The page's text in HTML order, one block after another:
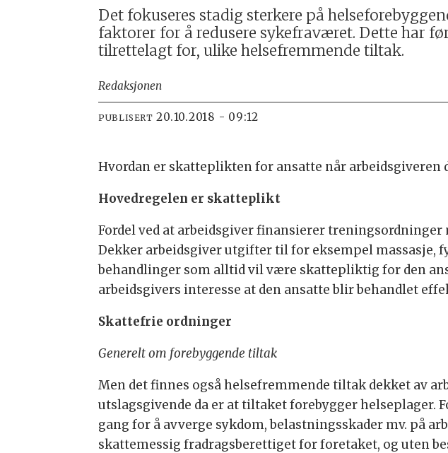
Det fokuseres stadig sterkere på
faktorer for å redusere sykefraværet. Dette har
tilrettelagt for, ulike helsefremmende tiltak.
Redaksjonen
PUBLISERT 20.10.2018 - 09:12
Hvordan er skatteplikten for ansatte når
Hovedregelen er skatteplikt
Fordel ved at arbeidsgiver finansierer
Dekker arbeidsgiver utgifter til for eksempel
behandlinger som alltid vil være skattepliktig for den
arbeidsgivers interesse at den ansatte blir behandlet
Skattefrie ordninger
Generelt om forebyggende tiltak
Men det finnes også helsefremmende tiltak dekket av
utslagsgivende da er at tiltaket forebygger
gang for å avverge sykdom, belastningsskader mv. på
skattemessig fradragsberettiget for foretaket, og uten